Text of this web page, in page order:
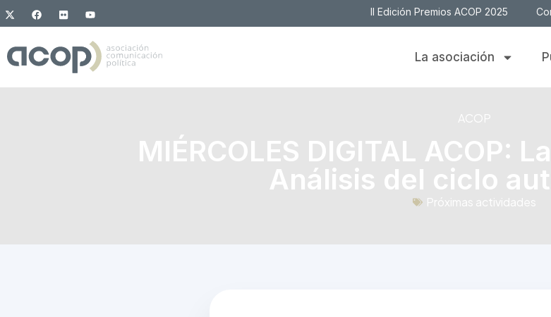
II Edición Premios ACOP 2025
La asociación
ACOP
MIÉRCOLES DIGITAL ACOP:
Análisis del ciclo
Próximas actividades